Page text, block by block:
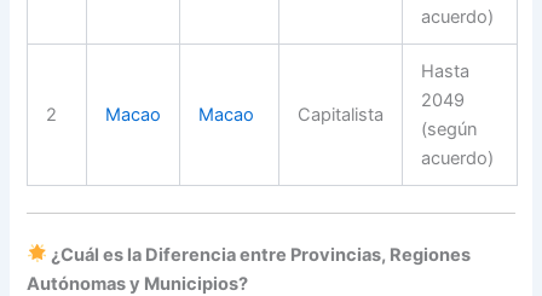
acuerdo)
2 Macao Macao Capitalista
Hasta
2049
(según
acuerdo)
¿Cuál es la Diferencia entre Provincias, Regiones
Autónomas y Municipios?